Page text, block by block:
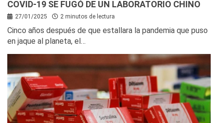
COVID-19 SE FUGÓ DE UN LABORATORIO CHINO
27/01/2025 2 minutos de lectura
Cinco años después de que estallara la pandemia que puso
en jaque al planeta, el…